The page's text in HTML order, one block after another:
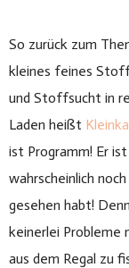
So zurück zum
kleines feines
und Stoffsucht in
Laden heißt
ist Programm! Er ist
wahrscheinlich
gesehen habt!
keinerlei
aus dem Regal zu